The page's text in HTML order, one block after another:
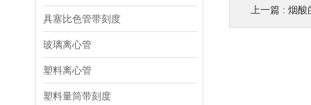
具塞比色管带刻度
玻璃离心管
塑料离心管
塑料量筒带刻度
上一篇 : 烟酸